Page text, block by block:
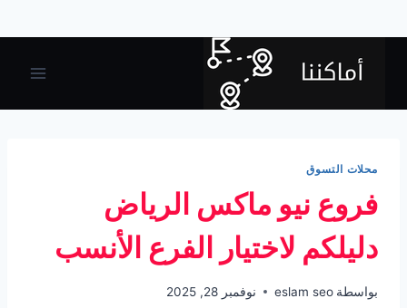
محلات التسوق
فروع نيو ماكس الرياض
دليلكم لاختيار الفرع الأنسب
بواسطة eslam seo نوفمبر 28, 2025